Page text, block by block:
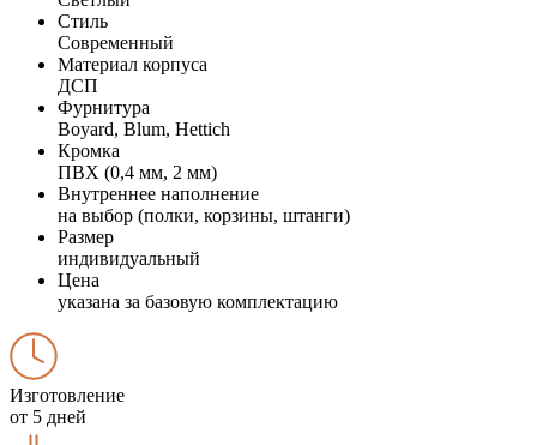
Стиль
Современный
Материал корпуса
ДСП
Фурнитура
Boyard, Blum, Hettich
Кромка
ПВХ (0,4 мм, 2 мм)
Внутреннее наполнение
на выбор (полки, корзины, штанги)
Размер
индивидуальный
Цена
указана за базовую комплектацию
Изготовление
от 5 дней